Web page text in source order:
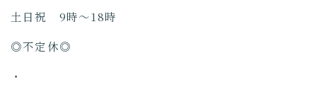
土日祝 9時〜18時
◎不定休◎
・